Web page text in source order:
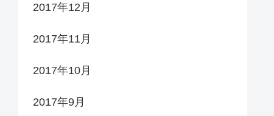
2017年12月
2017年11月
2017年10月
2017年9月